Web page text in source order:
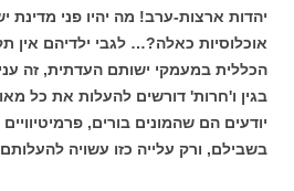
יהדות ארצות-ערב! מה יהיו פני מדינת
אוכלוסיות כאלה?… לגבי ילדיהם אין
הכללית במעמקי ישותם העדתית, זה
בגין ו'חרות' דורשים להעלות את כל
יודעים הם שהמונים בורים,
בשבילם, ורק עלייה כזו עשויה